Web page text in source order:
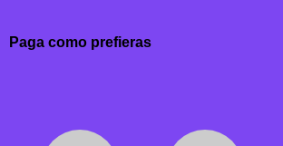
Paga como prefieras